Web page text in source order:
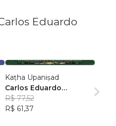
Eduardo
Kaṭha Upaniṣad
Carlos Eduardo
Gonzales Barbosa
R$ 77,52
R$ 61,37